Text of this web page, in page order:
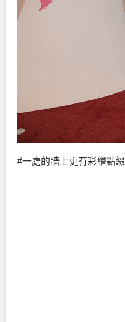
#一處的牆上更有彩繪點綴